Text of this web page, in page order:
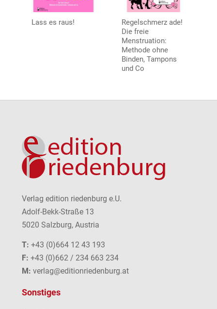
Lass es raus!
Regelschmerz ade!
Die freie
Menstruation:
Methode ohne
Binden, Tampons
und Co
Verlag edition riedenburg e.U.
Adolf-Bekk-Straße 13
5020 Salzburg, Austria
T: +43 (0)664 12 43 193
F: +43 (0)662 / 234 663 234
M: verlag@editionriedenburg.at
Sonstiges